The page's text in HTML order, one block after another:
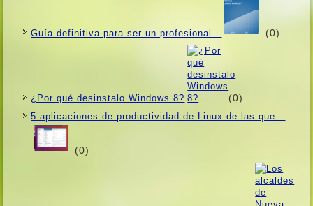
Guí­a definitiva para ser un profesional… (0)
¿Por qué desinstalo Windows 8? (0)
5 aplicaciones de productividad de Linux de las que…
(0)